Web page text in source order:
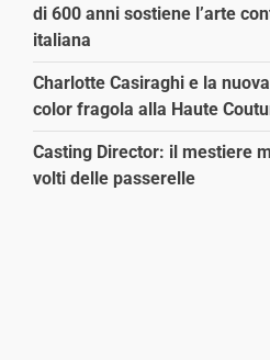
di 600 anni sostiene l’arte
italiana
Charlotte Casiraghi e la
color fragola alla Haute
Casting Director: il mestiere
volti delle passerelle